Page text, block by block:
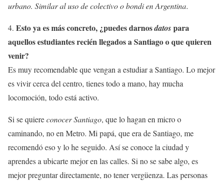
urbano. Similar al uso de colectivo o bondi en Argentina.
4. Esto ya es más concreto, ¿puedes darnosdatospara
aquellos estudiantes recién llegados a Santiago o que quieren
venir?
Es muy recomendable que vengan a estudiar a Santiago. Lo mejor
es vivir cerca del centro, tienes todo a mano, hay mucha
locomoción, todo está activo.
Si se quiereconocer Santiago, que lo hagan en micro o
caminando, no en Metro. Mi papá, que era de Santiago, me
recomendó eso y lo he seguido. Así se conoce la ciudad y
aprendes a ubicarte mejor en las calles. Si no se sabe algo, es
mejor preguntar directamente, no tener vergüenza. Las personas